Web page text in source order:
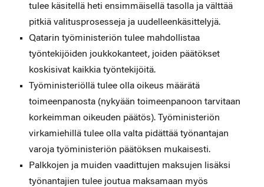
tulee käsitellä heti ensimmäisellä tasolla ja välttää
pitkiä valitusprosesseja ja uudelleenkäsittelyjä.
Qatarin työministeriön tulee mahdollistaa
työntekijöiden joukkokanteet, joiden päätökset
koskisivat kaikkia työntekijöitä.
Työministeriöllä tulee olla oikeus määrätä
toimeenpanosta (nykyään toimeenpanoon tarvitaan
korkeimman oikeuden päätös). Työministeriön
virkamiehillä tulee olla valta pidättää työnantajan
varoja työministeriön päätöksen mukaisesti.
Palkkojen ja muiden vaadittujen maksujen lisäksi
työnantajien tulee joutua maksamaan myös